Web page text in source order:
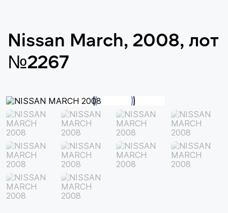
Nissan March, 2008, лот
№2267